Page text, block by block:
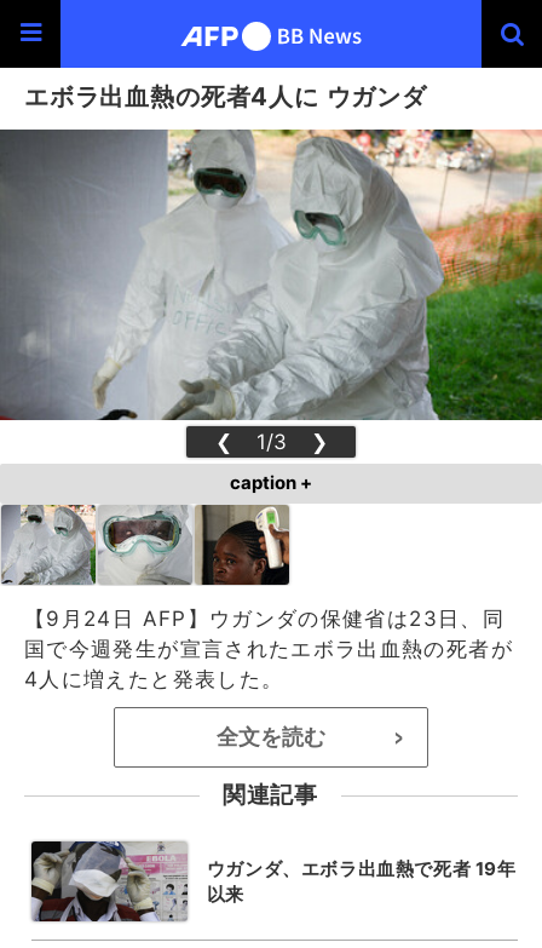
エボラ出血熱の死者4人に ウガンダ
❮ 1/3 ❯
caption +
【9月24日 AFP】ウガンダの保健省は23日、同
国で今週発生が宣言されたエボラ出血熱の死者が
4人に増えたと発表した。
全文を読む >
関連記事
ウガンダ、エボラ出血熱で死者 19年
以来